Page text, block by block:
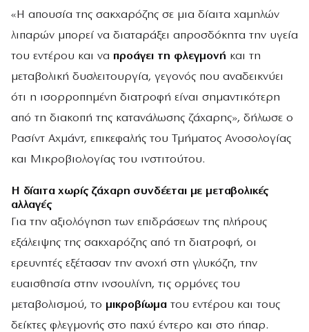
«Η απουσία της σακχαρόζης σε μια δίαιτα χαμηλών
λιπαρών μπορεί να διαταράξει απροσδόκητα την υγεία
του εντέρου και να προάγει τη φλεγμονή και τη
μεταβολική δυσλειτουργία, γεγονός που αναδεικνύει
ότι η ισορροπημένη διατροφή είναι σημαντικότερη
από τη διακοπή της κατανάλωσης ζάχαρης», δήλωσε ο
Ρασίντ Αχμάντ, επικεφαλής του Τμήματος Ανοσολογίας
και Μικροβιολογίας του ινστιτούτου.
Η δίαιτα χωρίς ζάχαρη συνδέεται με μεταβολικές
αλλαγές
Για την αξιολόγηση των επιδράσεων της πλήρους
εξάλειψης της σακχαρόζης από τη διατροφή, οι
ερευνητές εξέτασαν την ανοχή στη γλυκόζη, την
ευαισθησία στην ινσουλίνη, τις ορμόνες του
μεταβολισμού, το μικροβίωμα του εντέρου και τους
δείκτες φλεγμονής στο παχύ έντερο και στο ήπαρ.